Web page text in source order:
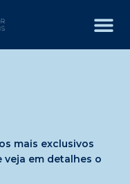
mais exclusivos
veja em detalhes o